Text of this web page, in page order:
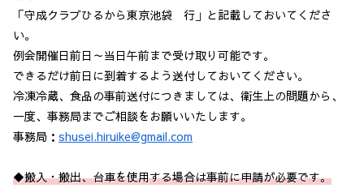
「守成クラブひるから東京池袋 行」と記載しておいてくださ
い。
例会開催日前日～当日午前まで受け取り可能です。
できるだけ前日に到着するよう送付しておいてください。
冷凍冷蔵、食品の事前送付につきましては、衛生上の問題から、
一度、事務局までご相談をお願いいたします。
事務局： shusei.hiruike@gmail.com
◆搬入・搬出、台車を使用する場合は事前に申請が必要です。